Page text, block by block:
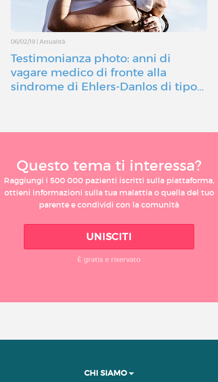
06/02/19 Attualità
Testimonianza photo: anni di
vagare medico di fronte alla
sindrome di Ehlers-Danlos di tipo…
Questo tema ti interessa?
Raggiungi i 500 000 pazienti iscritti sulla piattaforma,
ottieni informazioni sulla tua malattia o quella del tuo
parente e condividi con la comunità
UNISCITI
È gratis e riservato
CHI SIAMO